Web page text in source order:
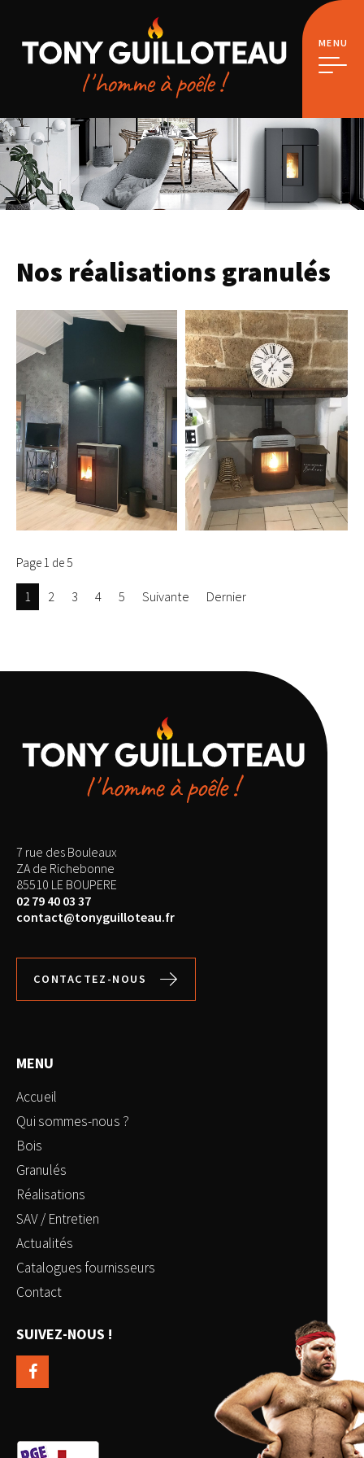
MENU
Nos réalisations granulés
Page 1 de 5
1 2 3 4 5 Suivante Dernier
7 rue des Bouleaux
ZA de Richebonne
85510 LE BOUPERE
02 79 40 03 37
contact@tonyguilloteau.fr
CONTACTEZ-NOUS
MENU
Accueil
Qui sommes-nous ?
Bois
Granulés
Réalisations
SAV / Entretien
Actualités
Catalogues fournisseurs
Contact
SUIVEZ-NOUS !